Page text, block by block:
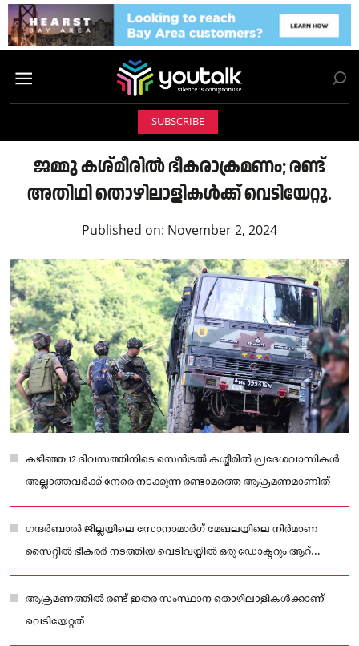
SUBSCRIBE
ജമ്മു കശ്മീരില്‍ ഭീകരാക്രമണം; രണ്ട്
അതിഥി തൊഴിലാളികള്‍ക്ക് വെടിയേറ്റു.
Published on: November 2, 2024
കഴിഞ്ഞ 12 ദിവസത്തിനിടെ സെൻട്രല്‍ കശ്മീരില്‍ പ്രദേശവാസികള്‍
അല്ലാത്തവർക്ക് നേരെ നടക്കുന്ന രണ്ടാമത്തെ ആക്രമണമാണിത്
ഗന്ദർബാല്‍ ജില്ലയിലെ സോനാമാർഗ് മേഖലയിലെ നിർമാണ
സൈറ്റില്‍ ഭീകരർ നടത്തിയ വെടിവയ്പില്‍ ഒരു ഡോക്ടറും ആറ്
കുടിയേറ്റ തൊഴിലാളികളും കൊല്ലപ്പെട്ടിരുന്നു
ആക്രമണത്തില്‍ രണ്ട് ഇതര സംസ്ഥാന തൊഴിലാളികള്‍ക്കാണ്
വെടിയേറ്റത്